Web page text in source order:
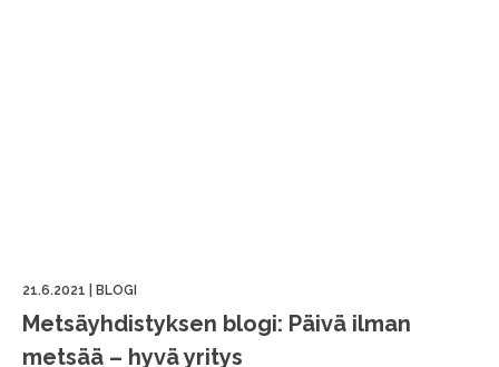
21.6.2021 BLOGI
Metsäyhdistyksen blogi: Päivä ilman
metsää – hyvä yritys